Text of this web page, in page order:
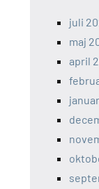
juli
maj
april